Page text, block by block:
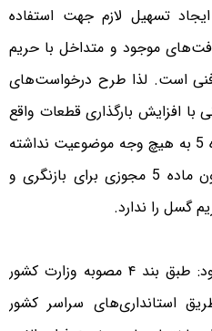
تسهیل لازم جهت استفاده
موجود و متداخل با حریم
است. لذا طرح درخواست‌های
با افزایش بارگذاری قطعات واقع
در حریم گسل، در کمیسیون ماده 5 به هیچ وجه موضوعیت نداشته
و ممنوع است. بنابراین کمیسیون ماده 5 مجوزی برای بازنگری و
گسل را ندارد.
معاون وزیر راه و شهرسازی افزود: طبق بند ۴ مصوبه وزارت کشور
استانداری‌های سراسر کشور